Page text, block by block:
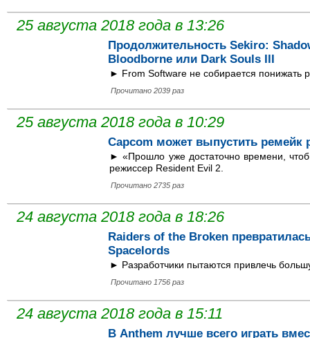
25 августа 2018 года в 13:26
Продолжительность Sekiro:
Bloodborne или Dark Souls III
► From Software не собирается понижать
Прочитано 2039 раз
25 августа 2018 года в 10:29
Capcom может выпустить ремейк
► «Прошло уже достаточно времени,
режиссер Resident Evil 2.
Прочитано 2735 раз
24 августа 2018 года в 18:26
Raiders of the Broken
Spacelords
► Разработчики пытаются привлечь
Прочитано 1756 раз
24 августа 2018 года в 15:11
В Anthem лучше всего играть